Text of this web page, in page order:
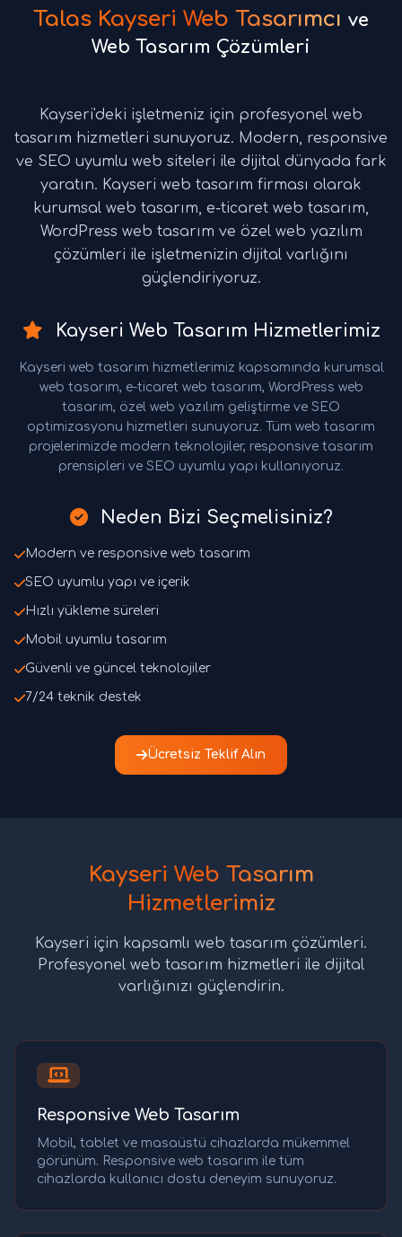
Talas Kayseri Web Tasarımcı ve
Web Tasarım Çözümleri
Kayseri'deki işletmeniz için profesyonel web
tasarım hizmetleri sunuyoruz. Modern, responsive
ve SEO uyumlu web siteleri ile dijital dünyada fark
yaratın. Kayseri web tasarım firması olarak
kurumsal web tasarım, e-ticaret web tasarım,
WordPress web tasarım ve özel web yazılım
çözümleri ile işletmenizin dijital varlığını
güçlendiriyoruz.
Kayseri Web Tasarım Hizmetlerimiz
Kayseri web tasarım hizmetlerimiz kapsamında kurumsal
web tasarım, e-ticaret web tasarım, WordPress web
tasarım, özel web yazılım geliştirme ve SEO
optimizasyonu hizmetleri sunuyoruz. Tüm web tasarım
projelerimizde modern teknolojiler, responsive tasarım
prensipleri ve SEO uyumlu yapı kullanıyoruz.
Neden Bizi Seçmelisiniz?
Modern ve responsive web tasarım
SEO uyumlu yapı ve içerik
Hızlı yükleme süreleri
Mobil uyumlu tasarım
Güvenli ve güncel teknolojiler
7/24 teknik destek
Ücretsiz Teklif Alın
Kayseri Web Tasarım
Hizmetlerimiz
Kayseri için kapsamlı web tasarım çözümleri.
Profesyonel web tasarım hizmetleri ile dijital
varlığınızı güçlendirin.
Responsive Web Tasarım
Mobil, tablet ve masaüstü cihazlarda mükemmel
görünüm. Responsive web tasarım ile tüm
cihazlarda kullanıcı dostu deneyim sunuyoruz.